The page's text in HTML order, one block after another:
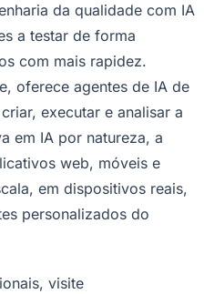
da qualidade com IA
a testar de forma
com mais rapidez.
oferece agentes de IA de
executar e analisar a
em IA por natureza, a
web, móveis e
em dispositivos reais,
personalizados do
visite